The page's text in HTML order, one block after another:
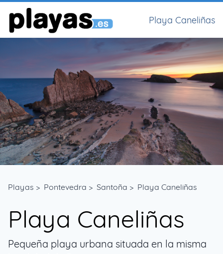
Playa Caneliñas
Playas > Pontevedra > Santoña > Playa Caneliñas
Playa Caneliñas
Pequeña playa urbana situada en la misma